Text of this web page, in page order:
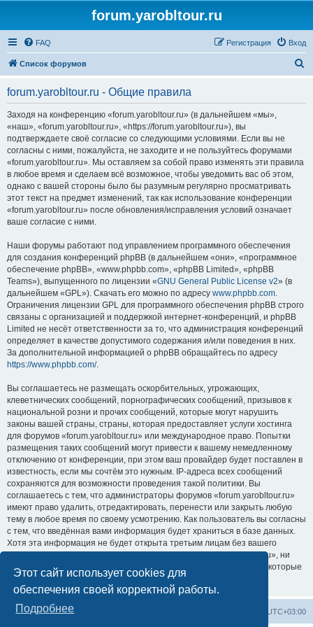
Этот сайт использует cookies для
обеспечения своей корректной работы.
Подробнее
forum.yarobltour.ru
FAQ Вход
Регистрация
Список форумов
forum.yarobltour.ru - Общие правила
Заходя на конференцию «forum.yarobltour.ru» (в дальнейшем «мы»,
«наш», «forum.yarobltour.ru», «https://forum.yarobltour.ru»), вы
подтверждаете своё согласие со следующими условиями. Если вы не
согласны с ними, пожалуйста, не заходите и не пользуйтесь форумами
«forum.yarobltour.ru». Мы оставляем за собой право изменять эти правила
в любое время и сделаем всё возможное, чтобы уведомить вас об этом,
однако с вашей стороны было бы разумным регулярно просматривать
этот текст на предмет изменений, так как использование конференции
«forum.yarobltour.ru» после обновления/исправления условий означает
ваше согласие с ними.
Наши форумы работают под управлением программного обеспечения
для создания конференций phpBB (в дальнейшем «они», «программное
обеспечение phpBB», «www.phpbb.com», «phpBB Limited», «phpBB
Teams»), выпущенного по лицензии «GNU General Public License v2» (в
дальнейшем «GPL»). Скачать его можно по адресу www.phpbb.com.
Ограничения лицензии GPL для программного обеспечения phpBB строго
связаны с организацией и поддержкой интернет-конференций, и phpBB
Limited не несёт ответственности за то, что администрация конференций
определяет в качестве допустимого содержания и/или поведения в них.
За дополнительной информацией о phpBB обращайтесь по адресу
https://www.phpbb.com/.
Вы соглашаетесь не размещать оскорбительных, угрожающих,
клеветнических сообщений, порнографических сообщений, призывов к
национальной розни и прочих сообщений, которые могут нарушить
законы вашей страны, страны, которая предоставляет услуги хостинга
для форумов «forum.yarobltour.ru» или международное право. Попытки
размещения таких сообщений могут привести к вашему немедленному
отключению от конференции, при этом ваш провайдер будет поставлен в
известность, если мы сочтём это нужным. IP-адреса всех сообщений
сохраняются для возможности проведения такой политики. Вы
соглашаетесь с тем, что администраторы форумов «forum.yarobltour.ru»
имеют право удалить, отредактировать, перенести или закрыть любую
тему в любое время по своему усмотрению. Как пользователь вы согласны
с тем, что введённая вами информация будет храниться в базе данных.
Хотя эта информация не будет открыта третьим лицам без вашего
разрешения, ни администрация конференции «forum.yarobltour.ru», ни
phpBB Limited не может быть ответственна за действия хакеров, которые
могут привести к несанкционированному доступу к ней.
Список форумов UTC+03:00